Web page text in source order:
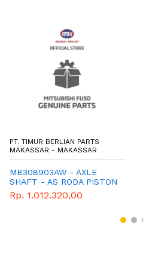
PT. TIMUR BERLIAN PARTS
MAKASSAR - MAKASSAR
MB308903AW - AXLE
SHAFT - AS RODA PISTON
- MITSUBISHI - GENUINE
- FE119
Rp. 1.012.320,00